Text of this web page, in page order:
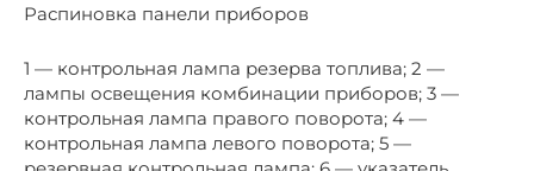
Распиновка панели приборов
1 — контрольная лампа резерва топлива; 2 —
лампы освещения комбинации приборов; 3 —
контрольная лампа правого поворота; 4 —
контрольная лампа левого поворота; 5 —